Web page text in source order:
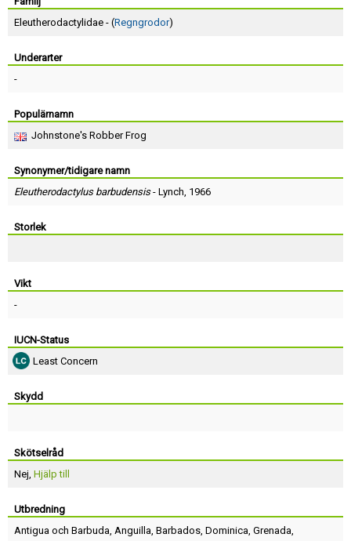
Eleutherodactylidae - (Regngrodor)
Underarter
-
Populärnamn
Johnstone's Robber Frog
Synonymer/tidigare namn
Eleutherodactylus barbudensis- Lynch, 1966
Storlek
Vikt
-
IUCN-Status
Least Concern
Skydd
Skötselråd
Nej, Hjälp till
Utbredning
Antigua och Barbuda, Anguilla, Barbados, Dominica, Grenada,